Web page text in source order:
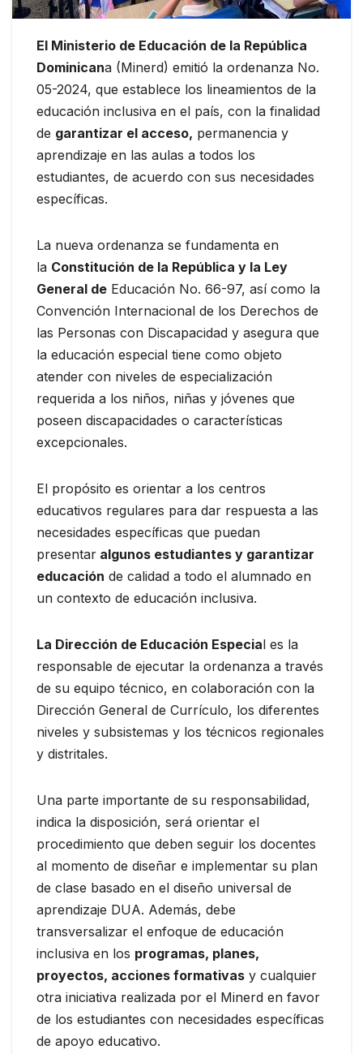
El Ministerio de Educación de la República
Dominicana (Minerd) emitió la ordenanza No.
05-2024, que establece los lineamientos de la
educación inclusiva en el país, con la finalidad
de garantizar el acceso, permanencia y
aprendizaje en las aulas a todos los
estudiantes, de acuerdo con sus necesidades
específicas.
La nueva ordenanza se fundamenta en
la Constitución de la República y la Ley
General de Educación No. 66-97, así como la
Convención Internacional de los Derechos de
las Personas con Discapacidad y asegura que
la educación especial tiene como objeto
atender con niveles de especialización
requerida a los niños, niñas y jóvenes que
poseen discapacidades o características
excepcionales.
El propósito es orientar a los centros
educativos regulares para dar respuesta a las
necesidades específicas que puedan
presentar algunos estudiantes y garantizar
educación de calidad a todo el alumnado en
un contexto de educación inclusiva.
La Dirección de Educación Especial es la
responsable de ejecutar la ordenanza a través
de su equipo técnico, en colaboración con la
Dirección General de Currículo, los diferentes
niveles y subsistemas y los técnicos regionales
y distritales.
Una parte importante de su responsabilidad,
indica la disposición, será orientar el
procedimiento que deben seguir los docentes
al momento de diseñar e implementar su plan
de clase basado en el diseño universal de
aprendizaje DUA. Además, debe
transversalizar el enfoque de educación
inclusiva en los programas, planes,
proyectos, acciones formativas y cualquier
otra iniciativa realizada por el Minerd en favor
de los estudiantes con necesidades específicas
de apoyo educativo.